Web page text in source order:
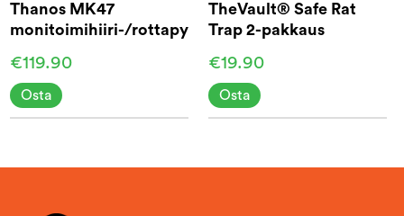
Thanos MK47
monitoimihiiri-/rottapyydys
€119.90
Osta
TheVault® Safe Rat
Trap 2-pakkaus
€19.90
Osta